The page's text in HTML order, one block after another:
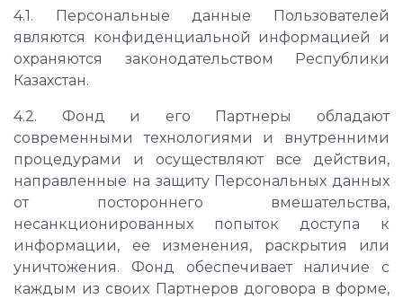
4.1. Персональные данные Пользователей
являются конфиденциальной информацией и
охраняются законодательством Республики
Казахстан.
4.2. Фонд и его Партнеры обладают
современными технологиями и внутренними
процедурами и осуществляют все действия,
направленные на защиту Персональных данных
от постороннего вмешательства,
несанкционированных попыток доступа к
информации, ее изменения, раскрытия или
уничтожения. Фонд обеспечивает наличие с
каждым из своих Партнеров договора в форме,